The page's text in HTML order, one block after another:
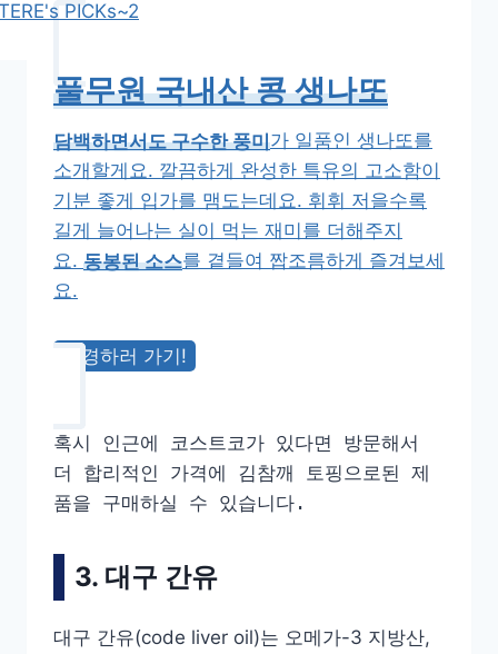
풀무원 국내산 콩 생나또
담백하면서도 구수한 풍미가 일품인 생나또를
소개할게요. 깔끔하게 완성한 특유의 고소함이
기분 좋게 입가를 맴도는데요. 휘휘 저을수록
길게 늘어나는 실이 먹는 재미를 더해주지
요. 동봉된 소스를 곁들여 짭조름하게 즐겨보세
요.
구경하러 가기!
혹시 인근에 코스트코가 있다면 방문해서
더 합리적인 가격에 김참깨 토핑으로된 제
품을 구매하실 수 있습니다.
3. 대구 간유
대구 간유(code liver oil)는 오메가-3 지방산,